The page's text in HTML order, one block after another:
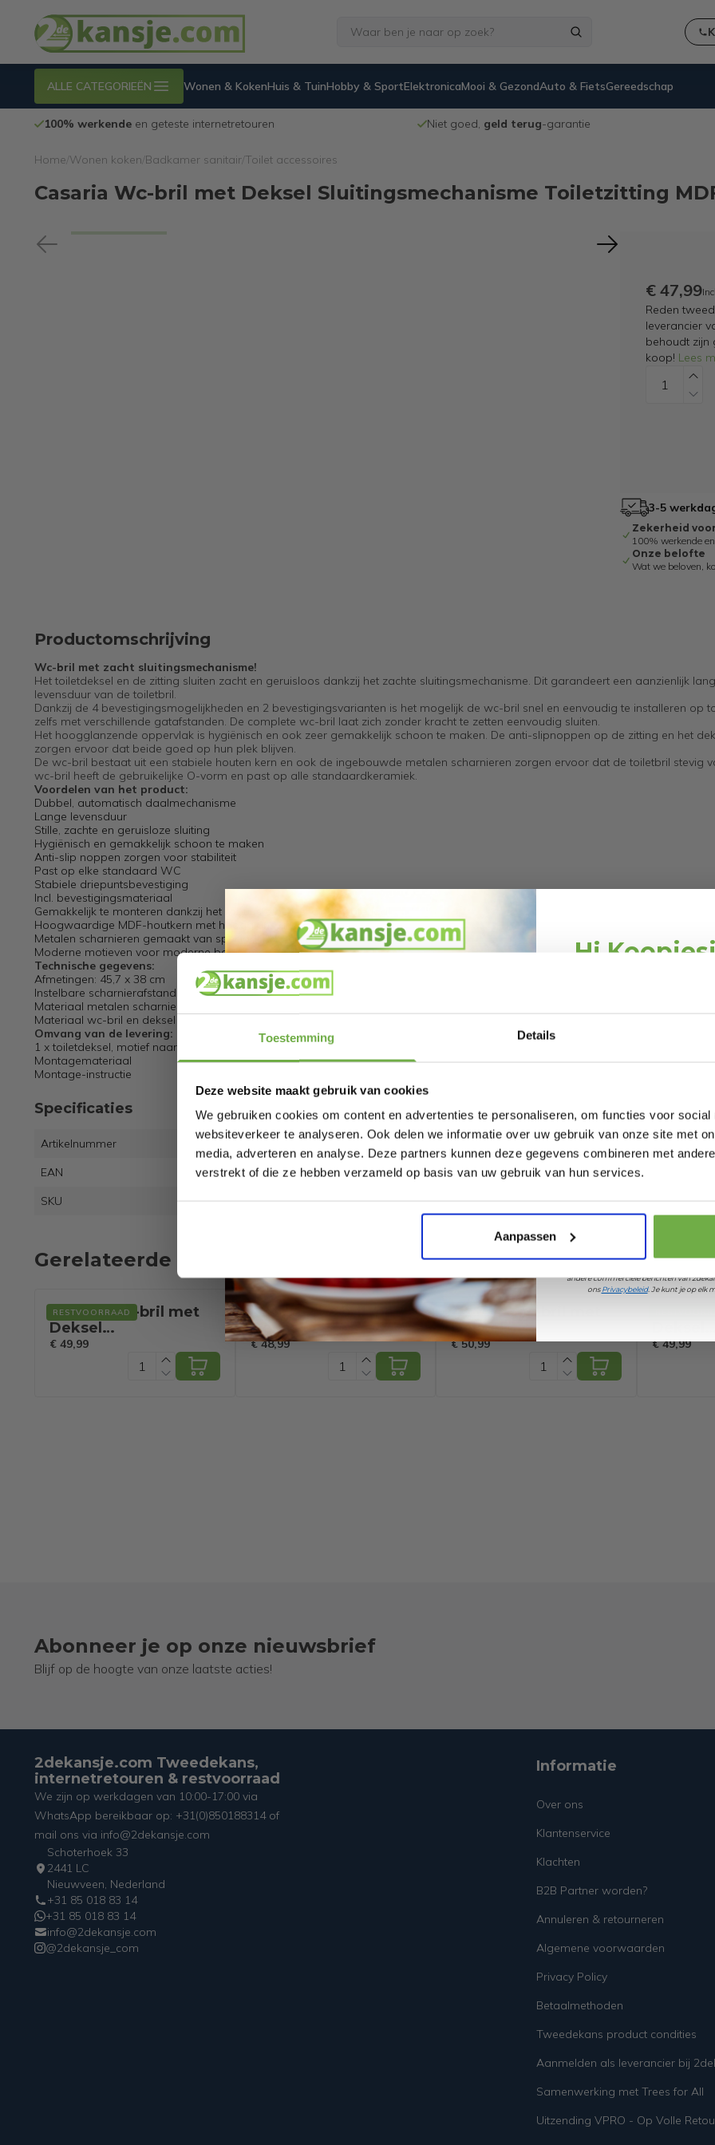
Toestemming Details
Deze website maakt gebruik van cookies
We gebruiken cookies om content en advertenties te personaliseren, om functies voor social
websiteverkeer te analyseren. Ook delen we informatie over uw gebruik van onze site met
media, adverteren en analyse. Deze partners kunnen deze gegevens combineren met
verstrekt of die ze hebben verzameld op basis van uw gebruik van hun services.
Aanpassen
ALLE CATEGORIEËN Wonen & KokenHuis & TuinHobby & SportElektronicaMooi & GezondAuto & FietsGereedschap
100% werkendeen geteste internetretouren Niet goed, geld terug-garantie
Home Wonen koken Badkamer sanitair Toilet accessoires
Casaria Wc-bril met Deksel Sluitingsmechanisme Toiletzitting
€ 47,99
Reden
leverancier
behoudt zijn
koop! Lees
3-5
Zekerheid
100% werkende
Onze belofte
Wat we beloven,
Productomschrijving
Wc-bril met zacht sluitingsmechanisme!
Het toiletdeksel en de zitting sluiten zacht en geruisloos dankzij het zachte sluitingsmechanisme. Dit garandeert een aanzienlijk
levensduur van de toiletbril.
Dankzij de 4 bevestigingsmogelijkheden en 2 bevestigingsvarianten is het mogelijk de wc-bril snel en eenvoudig te installeren op
zelfs met verschillende gatafstanden. De complete wc-bril laat zich zonder kracht te zetten eenvoudig sluiten.
Het hoogglanzende oppervlak is hygiënisch en ook zeer gemakkelijk schoon te maken. De anti-slipnoppen op de zitting en het
zorgen ervoor dat beide goed op hun plek blijven.
De wc-bril bestaat uit een stabiele houten kern en ook de ingebouwde metalen scharnieren zorgen ervoor dat de toiletbril stevig
wc-bril heeft de gebruikelijke O-vorm en past op alle standaardkeramiek.
Voordelen van het product:
Dubbel, automatisch daalmechanisme
Lange levensduur
Stille, zachte en geruisloze sluiting
Hygiënisch en gemakkelijk schoon te maken
Anti-slip noppen zorgen voor stabiliteit
Past op elke standaard WC
Stabiele driepuntsbevestiging
Incl. bevestigingsmateriaal
Gemakkelijk te monteren dankzij het robuuste bevestigingsmateriaal
Hoogwaardige MDF-houtkern met hoogglans afwerking
Metalen scharnieren gemaakt van speciaal RVS en gepolijst metaal
Moderne motieven voor moderne badkamers
Technische gegevens:
Afmetingen: 45,7 x 38 cm
Instelbare scharnierafstand: 10,5 - 21 cm
Materiaal metalen scharnieren: roestvrij en gepolijst metaal
Materiaal wc-bril en deksel hoogwaardige MDF
Omvang van de levering:
1 x toiletdeksel, motief naar keuze
Montagemateriaal
Montage-instructie
Specificaties
Artikelnummer
108587
EAN
4251779106721
SKU
113764840
Gerelateerde producten
RESTVOORRAAD
Casaria Wc-bril met
Deksel
Sluitingsmechanisme
Toiletzitting MDF
€ 49,99
RESTVOORRAAD
Casaria Wc-bril met
Deksel
Sluitingsmechanisme
Toiletzitting MDF Wit
€ 48,99
RESTVOORRAAD
Casaria Wc-bril met
Deksel
Sluitingsmechanisme
Toiletzitting MDF
€ 50,99 € 49,99
Abonneer je op onze nieuwsbrief
Blijf op de hoogte van onze laatste acties!
2dekansje.com Tweedekans,
internetretouren & restvoorraad
We zijn op werkdagen van 10:00-17:00 via
WhatsApp bereikbaar op: +31(0)850188314 of
mail ons via info@2dekansje.com
Schoterhoek 33
2441 LC
Nieuwveen, Nederland
+31 85 018 83 14
+31 85 018 83 14
info@2dekansje.com
@2dekansje_com
Informatie
Over ons
Klantenservice
Klachten
B2B Partner worden?
Annuleren & retourneren
Algemene voorwaarden
Privacy Policy
Betaalmethoden
Tweedekans product condities
Aanmelden als leverancier bij
Samenwerking met Trees for All
Uitzending VPRO - Op Volle
Hi
Bij 2dekansje.com
Laat ons weten
Pak € 5,-
andere commerciële berichten van
onsPrivacybeleid. Je kunt je op elk